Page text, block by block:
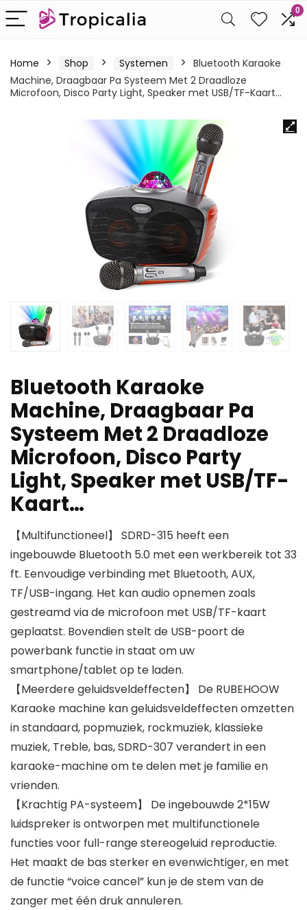
0
Home Shop Systemen
Bluetooth Karaoke
Machine, Draagbaar Pa Systeem Met 2 Draadloze
Microfoon, Disco Party Light, Speaker met USB/TF-Kaart…
Bluetooth Karaoke
Machine, Draagbaar Pa
Systeem Met 2 Draadloze
Microfoon, Disco Party
Light, Speaker met USB/TF-
Kaart…
【Multifunctioneel】 SDRD-315 heeft een
ingebouwde Bluetooth 5.0 met een werkbereik tot 33
ft. Eenvoudige verbinding met Bluetooth, AUX,
TF/USB-ingang. Het kan audio opnemen zoals
gestreamd via de microfoon met USB/TF-kaart
geplaatst. Bovendien stelt de USB-poort de
powerbank functie in staat om uw
smartphone/tablet op te laden.
【Meerdere geluidsveldeffecten】 De RUBEHOOW
Karaoke machine kan geluidsveldeffecten omzetten
in standaard, popmuziek, rockmuziek, klassieke
muziek, Treble, bas, SDRD-307 verandert in een
karaoke-machine om te delen met je familie en
vrienden.
【Krachtig PA-systeem】 De ingebouwde 2*15W
luidspreker is ontworpen met multifunctionele
functies voor full-range stereogeluid reproductie.
Het maakt de bas sterker en evenwichtiger, en met
de functie “voice cancel” kun je de stem van de
zanger met één druk annuleren.